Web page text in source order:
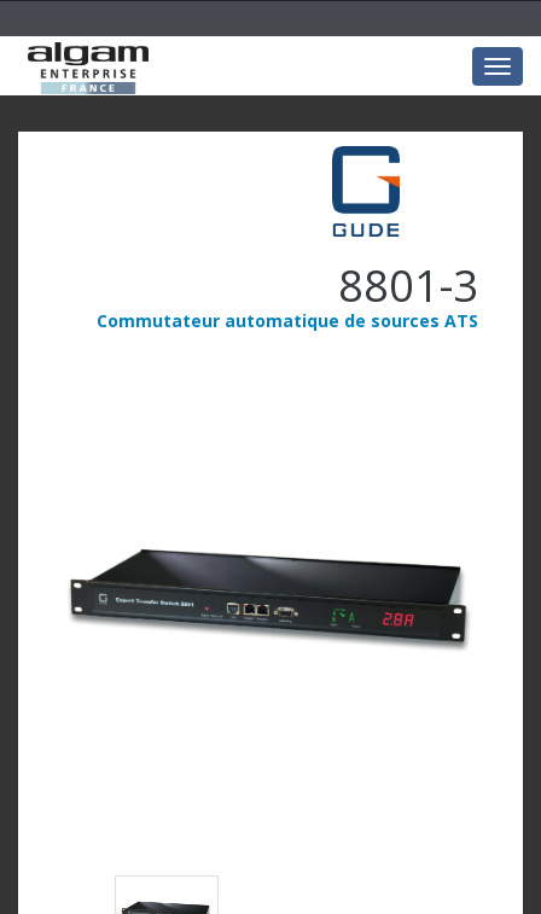
8801-3
Commutateur automatique de sources ATS